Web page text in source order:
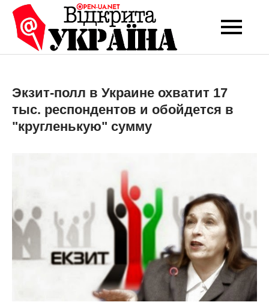
Перейти
вмісту
Open-UA
NET
Це ваше надійне
експертних думок
Экзит-полл в Украине охватит 17
тыс. респондентов и обойдется в
"кругленькую" сумму